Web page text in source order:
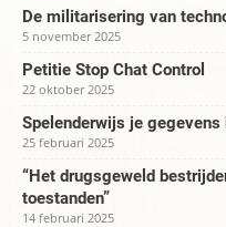
De militarisering van
5 november 2025
Petitie Stop Chat Control
22 oktober 2025
Spelenderwijs je gegevens
25 februari 2025
“Het drugsgeweld
toestanden”
14 februari 2025